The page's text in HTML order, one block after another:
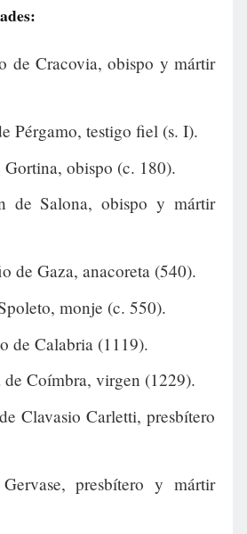
de Cracovia, obispo y mártir
Pérgamo, testigo fiel (s. I).
Gortina, obispo (c. 180).
de Salona, obispo y mártir
de Gaza, anacoreta (540).
monje (c. 550).
de Calabria (1119).
de Coímbra, virgen (1229).
Clavasio Carletti, presbítero
presbítero y mártir